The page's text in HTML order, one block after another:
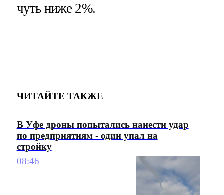
чуть ниже 2%.
ЧИТАЙТЕ ТАКЖЕ
В Уфе дроны попытались нанести удар
по предприятиям - один упал на
стройку
08:46